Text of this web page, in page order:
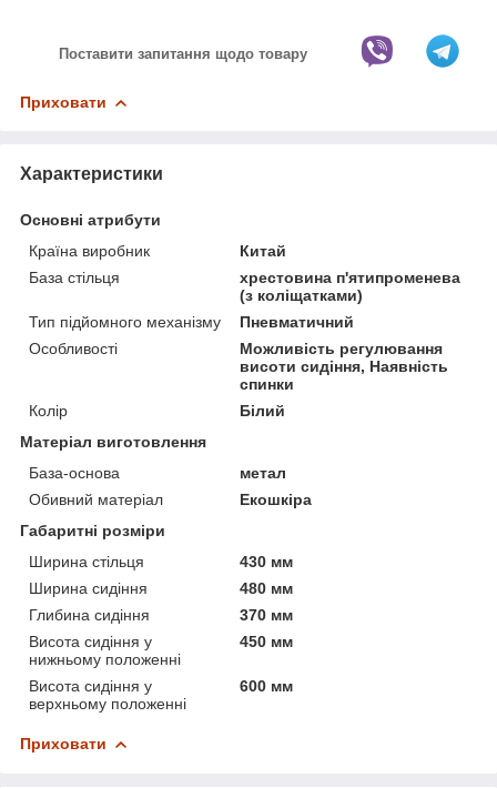
Поставити запитання щодо товару
Приховати
Характеристики
Основні атрибути
Країна виробник
Китай
База стільця
хрестовина п'ятипроменева
(з коліщатками)
Тип підйомного механізму
Пневматичний
Особливості
Можливість регулювання
висоти сидіння, Наявність
спинки
Колір
Білий
Матеріал виготовлення
База-основа
метал
Обивний матеріал
Екошкіра
Габаритні розміри
Ширина стільця
430 мм
Ширина сидіння
480 мм
Глибина сидіння
370 мм
Висота сидіння у
нижньому положенні
450 мм
Висота сидіння у
верхньому положенні
600 мм
Приховати